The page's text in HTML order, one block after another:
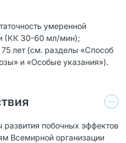
умеренной
(КК 30-60 мл/мин);
лет (см. разделы «Способ
и «Особые указания»).
развития побочных эффектов
Всемирной организации